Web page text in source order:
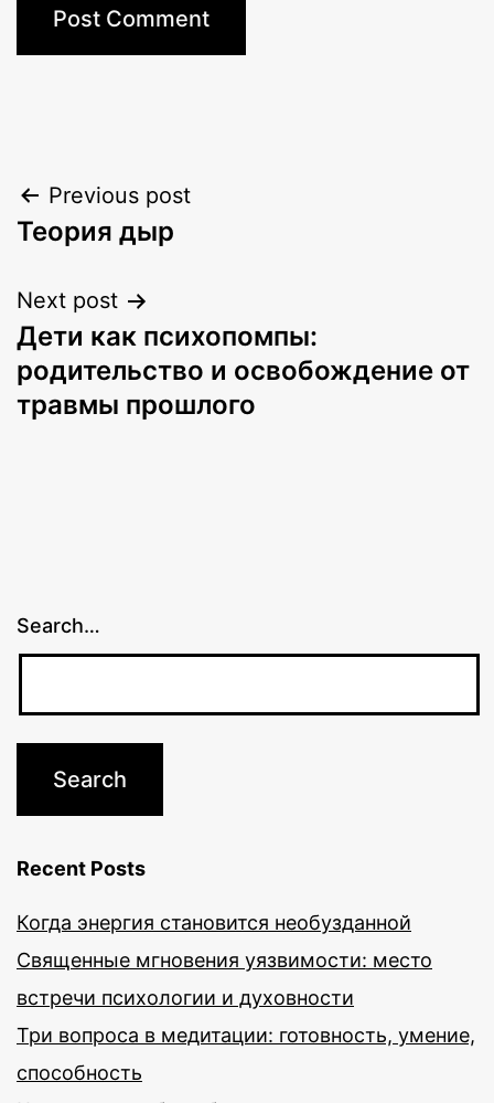
Post
navigation
Previous post
Теория дыр
Next post
Дети как психопомпы:
родительство и освобождение от
травмы прошлого
Search…
Recent Posts
Когда энергия становится необузданной
Священные мгновения уязвимости: место
встречи психологии и духовности
Три вопроса в медитации: готовность, умение,
способность